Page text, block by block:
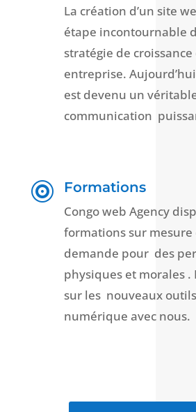
La création d’un site
étape incontournable
stratégie de croissance
entreprise.
est devenu un
communication
 Formations
Congo web Agency
formations sur mesure
demande pour des
physiques et morales .
sur les nouveaux
numérique avec nous.